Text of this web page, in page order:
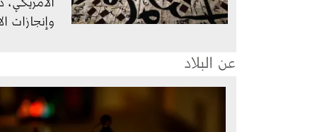
وإنجازات
عن البلاد